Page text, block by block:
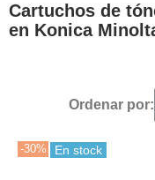
Cartuchos de
en Konica
Ordenar por:
-30% En stock